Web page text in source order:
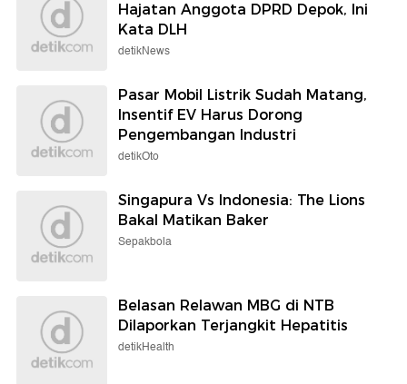
Hajatan Anggota DPRD Depok, Ini
Kata DLH
detikNews
Pasar Mobil Listrik Sudah Matang,
Insentif EV Harus Dorong
Pengembangan Industri
detikOto
Singapura Vs Indonesia: The Lions
Bakal Matikan Baker
Sepakbola
Belasan Relawan MBG di NTB
Dilaporkan Terjangkit Hepatitis
detikHealth